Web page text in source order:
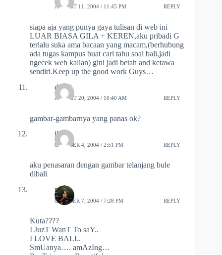
AUGUST 11, 2004 / 11:45 PM REPLY
siapa aja yang punya gaya tulisan di web ini
LUAR BIASA GILA + KEREN,aku pribadi G
terlalu suka ama bacaan yang macam,(berhubung
ada tugas kampus buat cari tahu soal bali,jadi
ngecek web kalian) gini jadi betah and ketawa
sendiri.Keep up the good work Guys…
dandi
AUGUST 20, 2004 / 10:40 AM REPLY
gambar-gambarnya yang panas ok?
ihla
OCTOBER 4, 2004 / 2:51 PM REPLY
aku penasaran dengan gambar telanjang bule
dibali
ryAn
OCTOBER 7, 2004 / 7:28 PM REPLY
Kuta????
I JuzT WanT To saY..
I LOVE BALI..
SmUanya…. amAzIng…